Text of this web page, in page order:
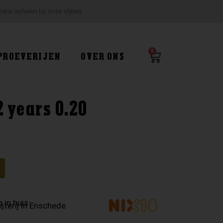
OVER ONS
0
Winkelwagen
years 0.20
in huisin Enschede